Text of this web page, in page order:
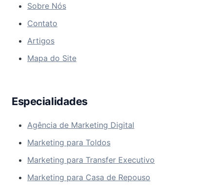
Sobre Nós
Contato
Artigos
Mapa do Site
Especialidades
Agência de Marketing Digital
Marketing para Toldos
Marketing para Transfer Executivo
Marketing para Casa de Repouso